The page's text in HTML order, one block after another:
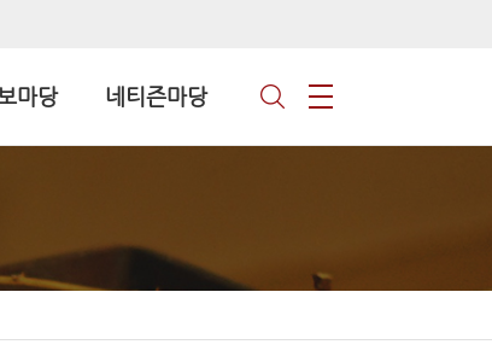
마당 네티즌마당